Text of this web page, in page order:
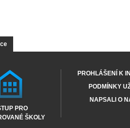
PRO
ŠKOLY
PROHLÁŠENÍ K
PODMÍNKY
NAPSALI O